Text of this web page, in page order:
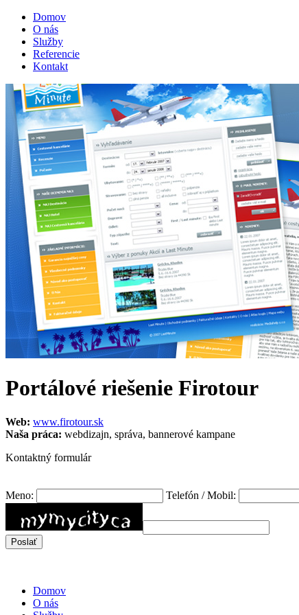
Domov
O nás
Služby
Referencie
Kontakt
Portálové riešenie Firotour
Web: www.firotour.sk
Naša práca: webdizajn, správa, bannerové kampane
Kontaktný formulár
Meno: Telefón / Mobil:
Domov
O nás